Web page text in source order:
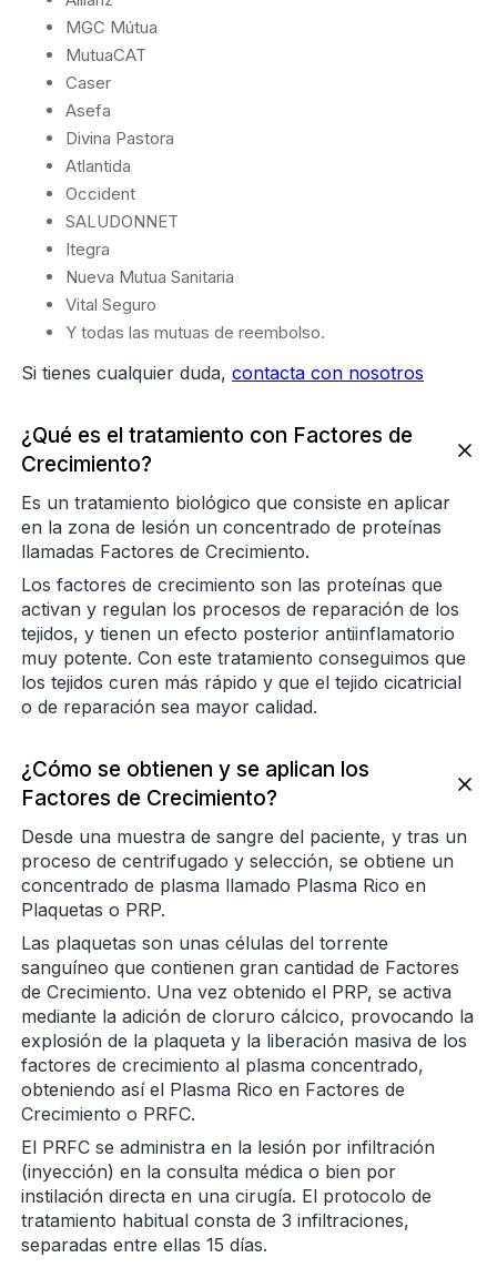
MGC Mútua
MutuaCAT
Caser
Asefa
Divina Pastora
Atlantida
Occident
SALUDONNET
Itegra
Nueva Mutua Sanitaria
Vital Seguro
Y todas las mutuas de reembolso.
Si tienes cualquier duda, contacta con nosotros
¿Qué es el tratamiento con Factores de
Crecimiento?
Es un tratamiento biológico que consiste en aplicar
en la zona de lesión un concentrado de proteínas
llamadas Factores de Crecimiento.
Los factores de crecimiento son las proteínas que
activan y regulan los procesos de reparación de los
tejidos, y tienen un efecto posterior antiinflamatorio
muy potente. Con este tratamiento conseguimos que
los tejidos curen más rápido y que el tejido cicatricial
o de reparación sea mayor calidad.
¿Cómo se obtienen y se aplican los
Factores de Crecimiento?
Desde una muestra de sangre del paciente, y tras un
proceso de centrifugado y selección, se obtiene un
concentrado de plasma llamado Plasma Rico en
Plaquetas o PRP.
Las plaquetas son unas células del torrente
sanguíneo que contienen gran cantidad de Factores
de Crecimiento. Una vez obtenido el PRP, se activa
mediante la adición de cloruro cálcico, provocando la
explosión de la plaqueta y la liberación masiva de los
factores de crecimiento al plasma concentrado,
obteniendo así el Plasma Rico en Factores de
Crecimiento o PRFC.
El PRFC se administra en la lesión por infiltración
(inyección) en la consulta médica o bien por
instilación directa en una cirugía. El protocolo de
tratamiento habitual consta de 3 infiltraciones,
separadas entre ellas 15 días.